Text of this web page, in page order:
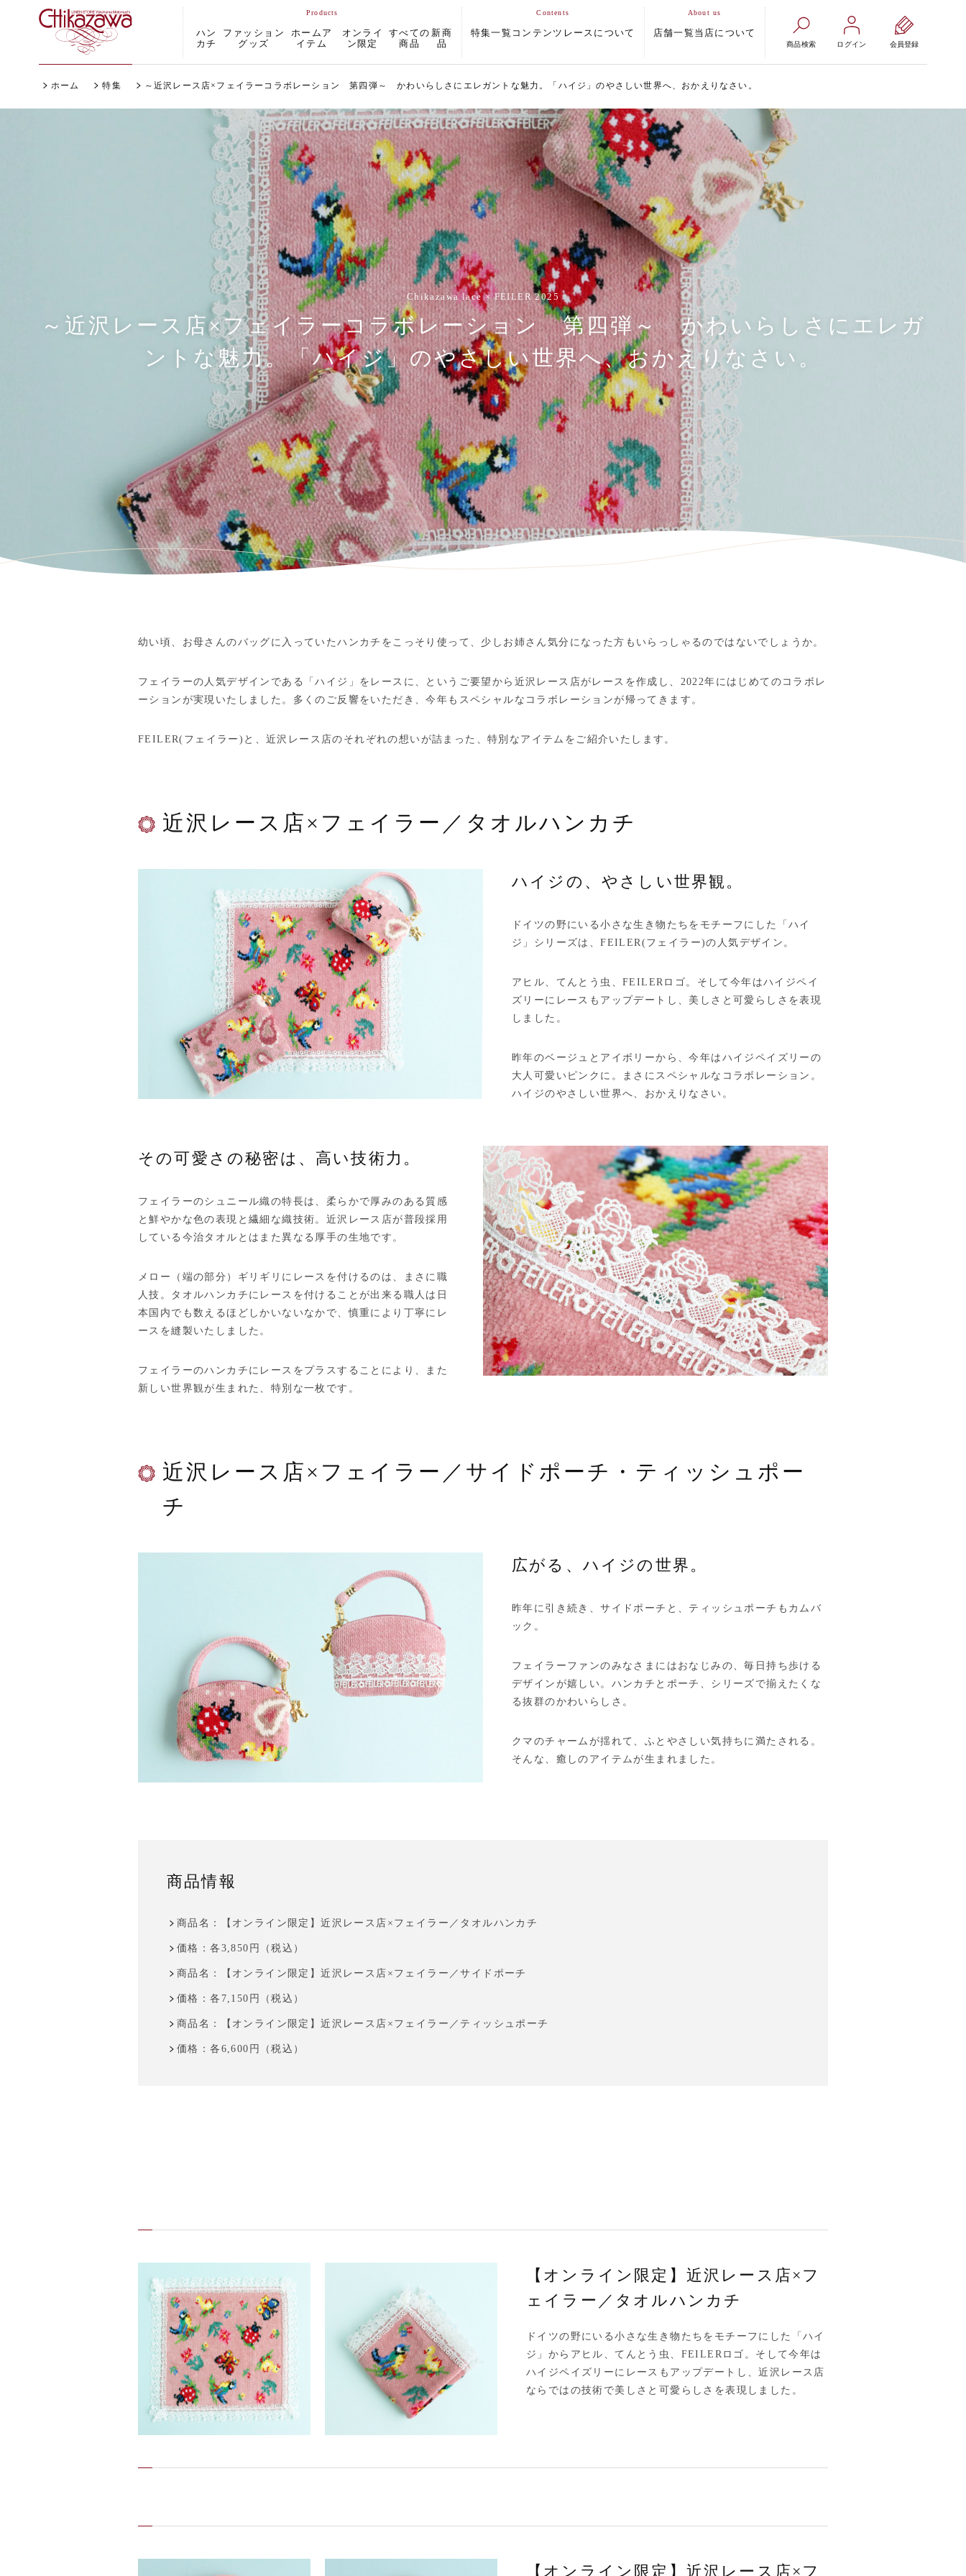
ハン
カチ
ファッション
グッズ
ホームア
イテム
オンライ
ン限定
すべての
商品
新商
品
特集一覧 コンテンツ レースについて 店舗一覧 当店について
商品検索 ログイン 会員登録
ホーム 特集 ～近沢レース店×フェイラーコラボレーション 第四弾～ かわいらしさにエレガントな魅力。「ハイジ」のやさしい世界へ、おかえりなさい。
Chikazawa lace × FEILER 2025
～近沢レース店×フェイラーコラボレーション 第四弾～ かわいらしさにエレガ
ントな魅力。「ハイジ」のやさしい世界へ、おかえりなさい。
幼い頃、お母さんのバッグに入っていたハンカチをこっそり使って、少しお姉さん気分になった方もいらっしゃるのではないでしょうか。
フェイラーの人気デザインである「ハイジ」をレースに、というご要望から近沢レース店がレースを作成し、2022年にはじめてのコラボレ
ーションが実現いたしました。多くのご反響をいただき、今年もスペシャルなコラボレーションが帰ってきます。
FEILER(フェイラー)と、近沢レース店のそれぞれの想いが詰まった、特別なアイテムをご紹介いたします。
近沢レース店×フェイラー／タオルハンカチ
ハイジの、やさしい世界観。
ドイツの野にいる小さな生き物たちをモチーフにした「ハイ
ジ」シリーズは、FEILER(フェイラー)の人気デザイン。
アヒル、てんとう虫、FEILERロゴ。そして今年はハイジペイ
ズリーにレースもアップデートし、美しさと可愛らしさを表現
しました。
昨年のベージュとアイボリーから、今年はハイジペイズリーの
大人可愛いピンクに。まさにスペシャルなコラボレーション。
ハイジのやさしい世界へ、おかえりなさい。
その可愛さの秘密は、高い技術力。
フェイラーのシュニール織の特長は、柔らかで厚みのある質感
と鮮やかな色の表現と繊細な織技術。近沢レース店が普段採用
している今治タオルとはまた異なる厚手の生地です。
メロー（端の部分）ギリギリにレースを付けるのは、まさに職
人技。タオルハンカチにレースを付けることが出来る職人は日
本国内でも数えるほどしかいないなかで、慎重により丁寧にレ
ースを縫製いたしました。
フェイラーのハンカチにレースをプラスすることにより、また
新しい世界観が生まれた、特別な一枚です。
近沢レース店×フェイラー／サイドポーチ・ティッシュポー
チ
広がる、ハイジの世界。
昨年に引き続き、サイドポーチと、ティッシュポーチもカムバ
ック。
フェイラーファンのみなさまにはおなじみの、毎日持ち歩ける
デザインが嬉しい。ハンカチとポーチ、シリーズで揃えたくな
る抜群のかわいらしさ。
クマのチャームが揺れて、ふとやさしい気持ちに満たされる。
そんな、癒しのアイテムが生まれました。
商品情報
商品名：【オンライン限定】近沢レース店×フェイラー／タオルハンカチ
価格：各3,850円（税込）
商品名：【オンライン限定】近沢レース店×フェイラー／サイドポーチ
価格：各7,150円（税込）
商品名：【オンライン限定】近沢レース店×フェイラー／ティッシュポーチ
価格：各6,600円（税込）
【オンライン限定】近沢レース店×フ
ェイラー／タオルハンカチ
ドイツの野にいる小さな生き物たちをモチーフにした「ハイ
ジ」からアヒル、てんとう虫、FEILERロゴ。そして今年は
ハイジペイズリーにレースもアップデートし、近沢レース店
ならではの技術で美しさと可愛らしさを表現しました。
【オンライン限定】近沢レース店×フ